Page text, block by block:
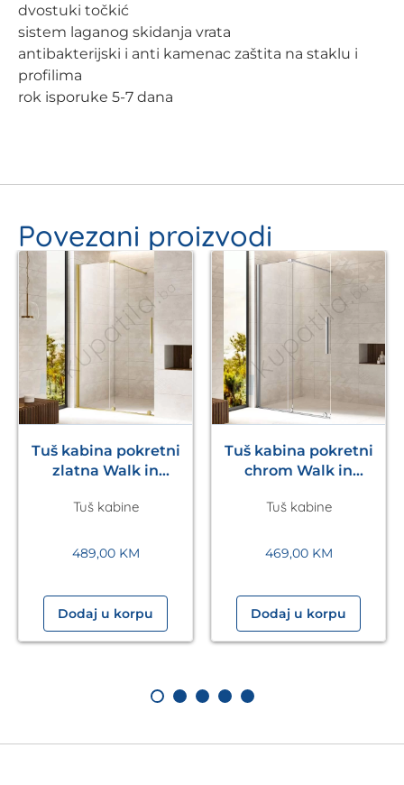
dvostuki točkić
sistem laganog skidanja vrata
antibakterijski i anti kamenac zaštita na staklu i
profilima
rok isporuke 5-7 dana
Povezani proizvodi
Tuš kabina pokretni
zlatna Walk in
Tuš kabine
489,00 KM
Dodaj u korpu
Tuš kabina pokretni
chrom Walk in
Tuš kabine
469,00 KM
Dodaj u korpu